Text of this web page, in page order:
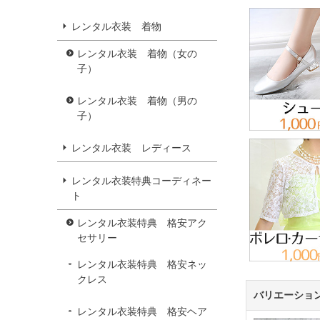
レンタル衣装 着物
レンタル衣装 着物（女の
子）
レンタル衣装 着物（男の
子）
レンタル衣装 レディース
レンタル衣装特典コーディネー
ト
レンタル衣装特典 格安アク
セサリー
レンタル衣装特典 格安ネッ
クレス
レンタル衣装特典 格安ヘア
バリエーショ